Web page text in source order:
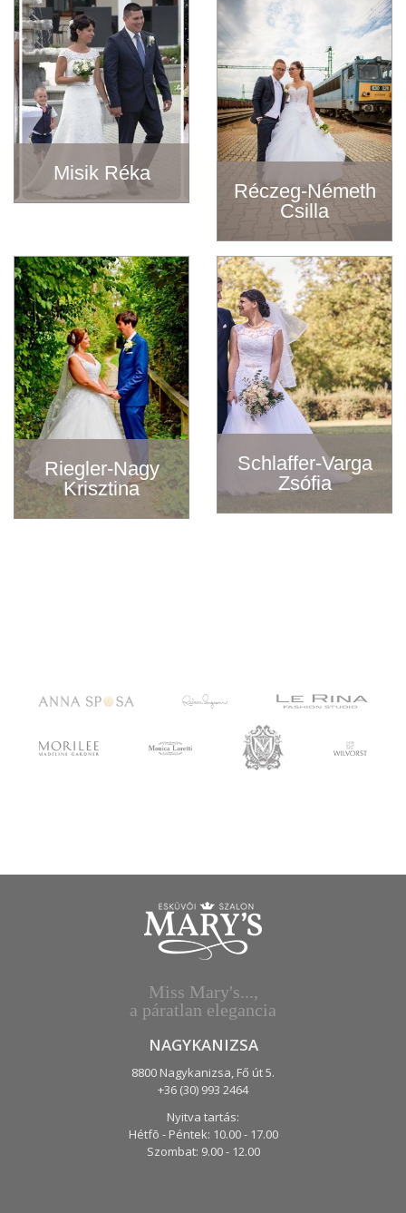
Misik Réka
Réczeg-Németh
Csilla
Riegler-Nagy
Krisztina
Schlaffer-Varga
Zsófia
Miss Mary's...,
a páratlan elegancia
NAGYKANIZSA
8800 Nagykanizsa, Fő út 5.
+36 (30) 993 2464
Nyitva tartás:
Hétfõ - Péntek: 10.00 - 17.00
Szombat: 9.00 - 12.00